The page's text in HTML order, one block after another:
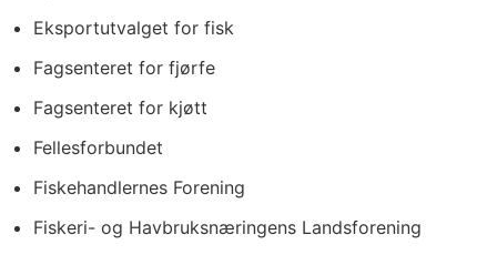
Eksportutvalget for fisk
Fagsenteret for fjørfe
Fagsenteret for kjøtt
Fellesforbundet
Fiskehandlernes Forening
Fiskeri- og Havbruksnæringens Landsforening